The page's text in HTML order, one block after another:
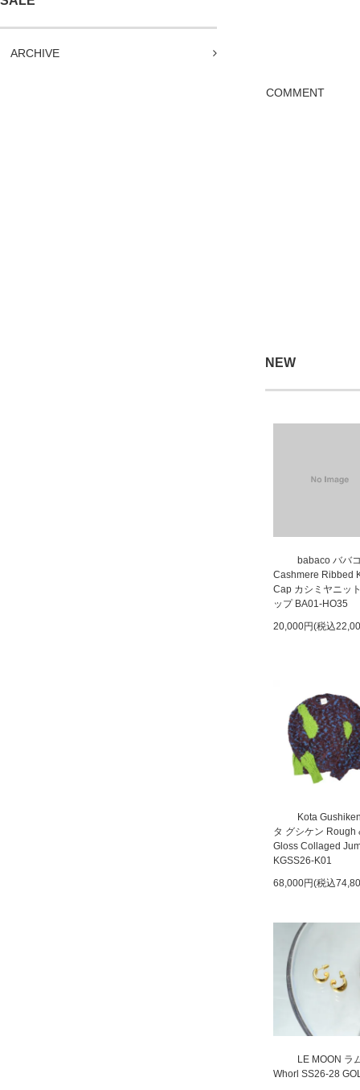
ARCHIVE
COMMENT
NEW
babaco ババ
Cashmere Ribbed
Cap カシミヤニッ
ップ BA01-HO35
20,000円(税込
Kota
タ グシケン Rough
Gloss Collaged
KGSS26-K01
68,000円(税込
LE MOON ラ
Whorl SS26-28